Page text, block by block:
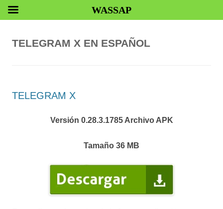
TELEGRAM X EN ESPAÑOL
TELEGRAM X
Versión 0.28.3.1785 Archivo APK
Tamaño 36 MB
WASSAP